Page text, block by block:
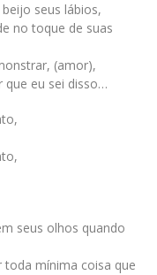
seus lábios,
no toque de suas
(amor),
que eu sei disso…
seus olhos quando
mínima coisa que